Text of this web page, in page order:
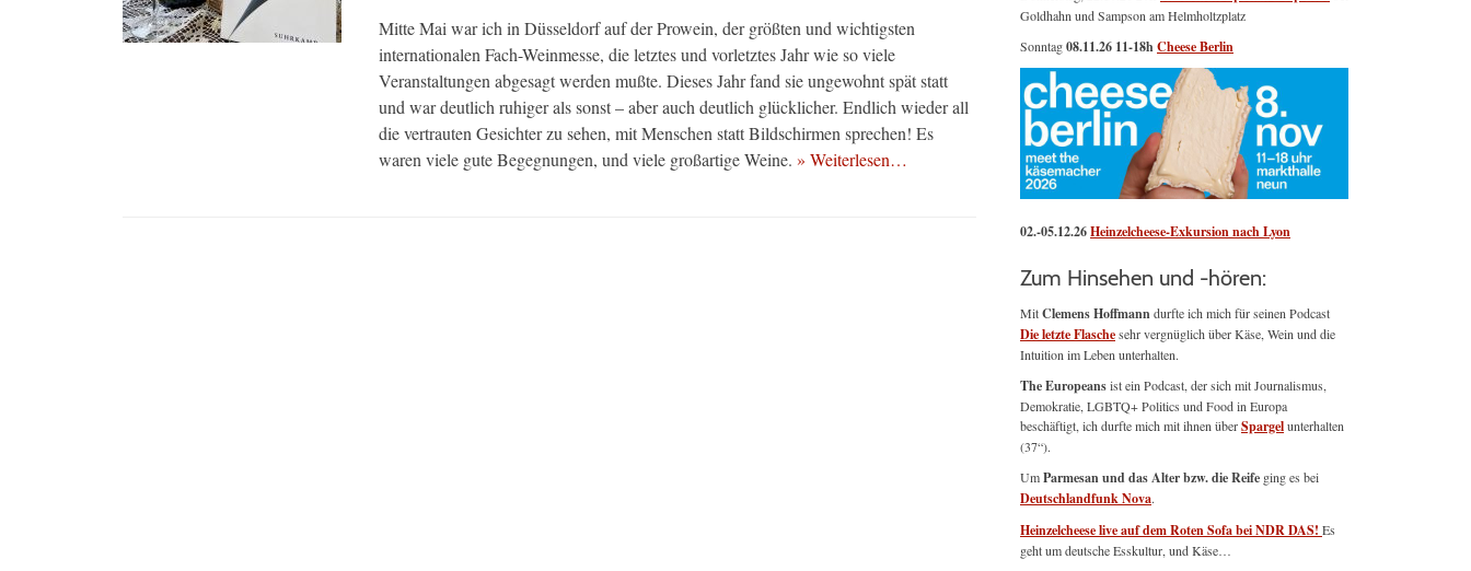
Mitte Mai war ich in Düsseldorf auf der Prowein, der größten und wichtigsten
internationalen Fach-Weinmesse, die letztes und vorletztes Jahr wie so viele
Veranstaltungen abgesagt werden mußte. Dieses Jahr fand sie ungewohnt spät statt
und war deutlich ruhiger als sonst – aber auch deutlich glücklicher. Endlich wieder all
die vertrauten Gesichter zu sehen, mit Menschen statt Bildschirmen sprechen! Es
waren viele gute Begegnungen, und viele großartige Weine. » Weiterlesen…
Goldhahn und Sampson am Helmholtzplatz
Sonntag08.11.26 11-18hCheese Berlin
02.-05.12.26Heinzelcheese-Exkursion nach Lyon
Zum Hinsehen und -hören:
MitClemens Hoffmanndurfte ich mich für seinen Podcast
Die letzte Flaschesehr vergnüglich über Käse, Wein und die
Intuition im Leben unterhalten.
The Europeansist ein Podcast, der sich mit Journalismus,
Demokratie, LGBTQ+ Politics und Food in Europa
beschäftigt, ich durfte mich mit ihnen überSpargelunterhalten
(37“).
UmParmesan und das Alter bzw. die Reife ging es bei
Deutschlandfunk Nova.
Heinzelcheese live auf dem Roten Sofa bei NDR DAS! Es
geht um deutsche Esskultur, und Käse…